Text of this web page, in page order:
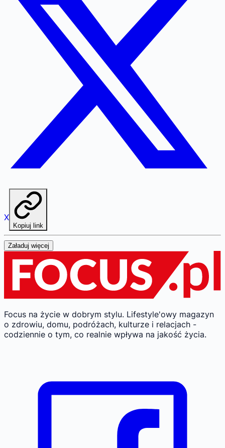
X
Kopiuj link
Załaduj więcej
Focus na życie w dobrym stylu. Lifestyle'owy magazyn
o zdrowiu, domu, podróżach, kulturze i relacjach -
codziennie o tym, co realnie wpływa na jakość życia.